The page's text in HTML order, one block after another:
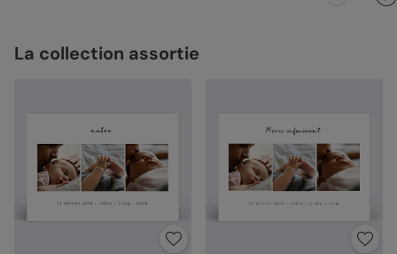
La collection assortie